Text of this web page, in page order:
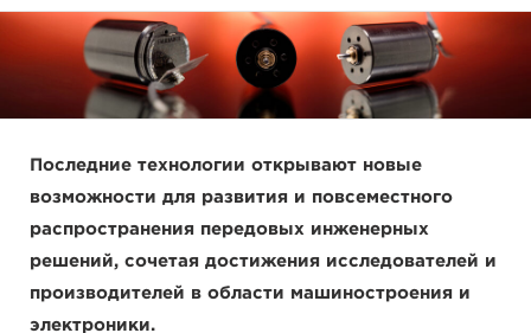
Последние технологии открывают новые
возможности для развития и повсеместного
распространения передовых инженерных
решений, сочетая достижения исследователей и
производителей в области машиностроения и
электроники.